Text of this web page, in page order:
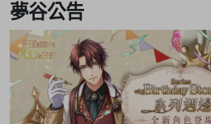
of
6
夢谷公告